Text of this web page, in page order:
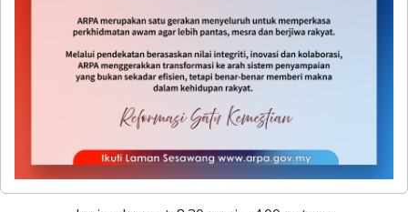
Jumaat: 12.15 tengah hari – 2.45 petang
NO. GILIRAN AKHIR Sesi Pagi • Isnin -
Waktu Operasi Kaunter Bahagian Perkahwinan dan
Pembangunan KeluargaWaktu Operasi Kaunter
Bahagian Perkahwinan dan Pembangunan Keluarga